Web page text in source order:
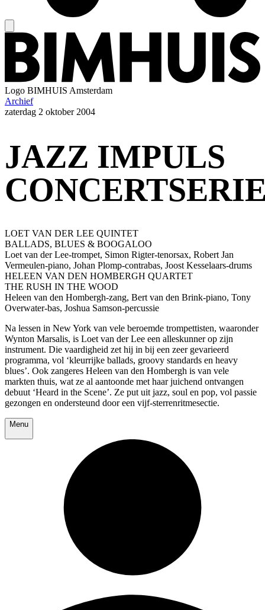
Logo BIMHUIS Amsterdam
Archief
zaterdag 2 oktober 2004
JAZZ IMPULS
LOET VAN DER LEE QUINTET
BALLADS, BLUES & BOOGALOO
Loet van der Lee-trompet, Simon Rigter-tenorsax, Robert Jan
Vermeulen-piano, Johan Plomp-contrabas, Joost Kesselaars-drums
HELEEN VAN DEN HOMBERGH QUARTET
THE RUSH IN THE WOOD
Heleen van den Hombergh-zang, Bert van den Brink-piano, Tony
Overwater-bas, Joshua Samson-percussie
Na lessen in New York van vele beroemde trompettisten, waaronder
Wynton Marsalis, is Loet van der Lee een alleskunner op zijn
instrument. Die vaardigheid zet hij in bij een zeer gevarieerd
programma, vol ‘kleurrijke ballads, groovy standards en heavy
blues’. Ook zangeres Heleen van den Hombergh is van vele
markten thuis, wat ze al aantoonde met haar juichend ontvangen
debuut ‘Heard in the Scene’. Ze put uit jazz, soul en pop, vol passie
gezongen en ondersteund door een vijf-sterrenritmesectie.
Menu